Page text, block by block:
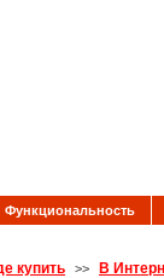
Функциональность
купить >> В